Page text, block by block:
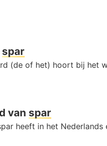
spar
(de of het) hoort bij het
van spar
heeft in het